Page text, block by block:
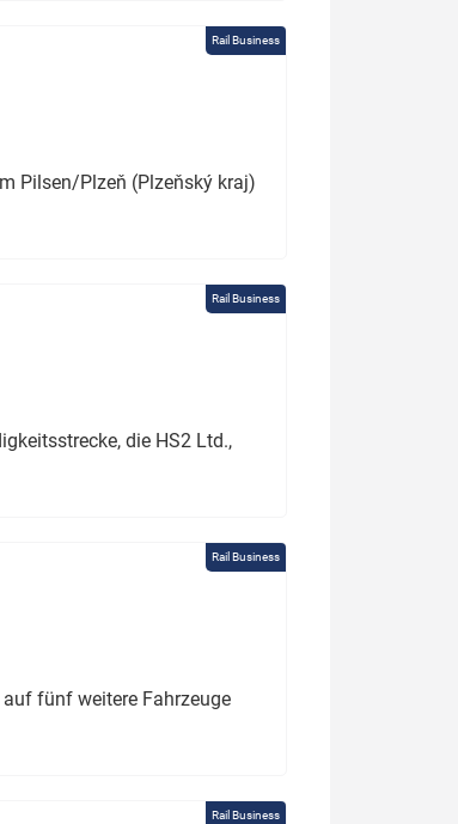
Rail Business
Pilsen/Plzeň (Plzeňský kraj)
Rail Business
die HS2 Ltd.,
Rail Business
fünf weitere Fahrzeuge
Rail Business